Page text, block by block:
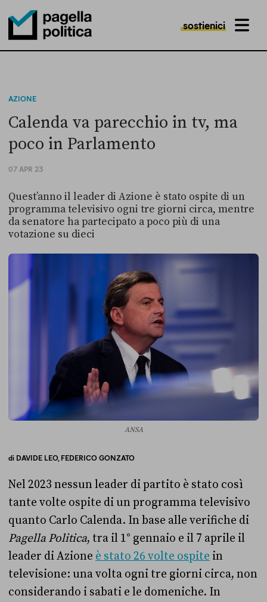
Pagella Politica Logo
sostienici MENU
AZIONE
Calenda va parecchio in tv, ma
poco in Parlamento
07 APR 23
Quest’anno il leader di Azione è stato ospite di un
programma televisivo ogni tre giorni circa, mentre
da senatore ha partecipato a poco più di una
votazione su dieci
ANSA
di DAVIDE LEO, FEDERICO GONZATO
Nel 2023 nessun leader di partito è stato così
tante volte ospite di un programma televisivo
quanto Carlo Calenda. In base alle verifiche di
Pagella Politica, tra il 1° gennaio e il 7 aprile il
leader di Azione è stato 26 volte ospite in
televisione: una volta ogni tre giorni circa, non
considerando i sabati e le domeniche. In